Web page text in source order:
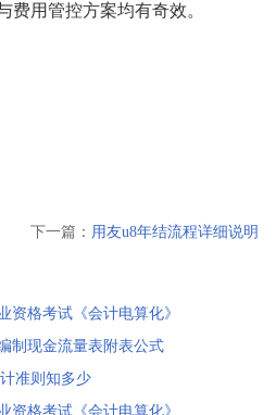
用管控方案均有奇效。
下一篇： 用友u8年结流程详细说明
资格考试《会计电算化》
制现金流量表附表公式
准则知多少
资格考试《会计电算化》